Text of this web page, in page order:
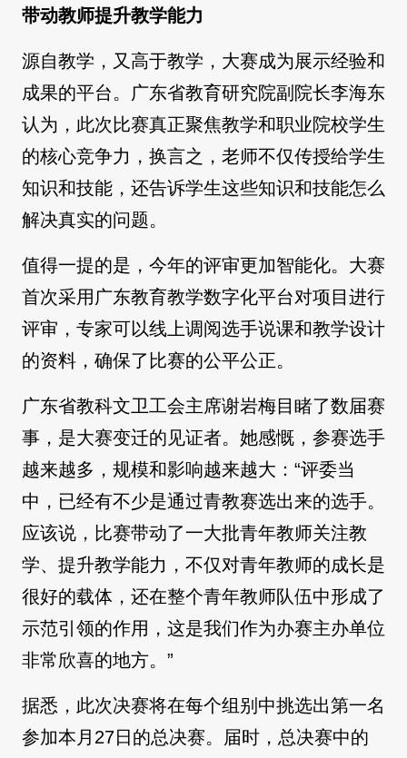
带动教师提升教学能力
源自教学，又高于教学，大赛成为展示经验和
成果的平台。广东省教育研究院副院长李海东
认为，此次比赛真正聚焦教学和职业院校学生
的核心竞争力，换言之，老师不仅传授给学生
知识和技能，还告诉学生这些知识和技能怎么
解决真实的问题。
值得一提的是，今年的评审更加智能化。大赛
首次采用广东教育教学数字化平台对项目进行
评审，专家可以线上调阅选手说课和教学设计
的资料，确保了比赛的公平公正。
广东省教科文卫工会主席谢岩梅目睹了数届赛
事，是大赛变迁的见证者。她感慨，参赛选手
越来越多，规模和影响越来越大：“评委当
中，已经有不少是通过青教赛选出来的选手。
应该说，比赛带动了一大批青年教师关注教
学、提升教学能力，不仅对青年教师的成长是
很好的载体，还在整个青年教师队伍中形成了
示范引领的作用，这是我们作为办赛主办单位
非常欣喜的地方。”
据悉，此次决赛将在每个组别中挑选出第一名
参加本月27日的总决赛。届时，总决赛中的